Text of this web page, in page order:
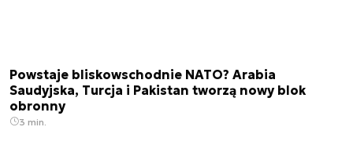
Powstaje bliskowschodnie NATO? Arabia
Saudyjska, Turcja i Pakistan tworzą nowy blok
obronny
3 min.